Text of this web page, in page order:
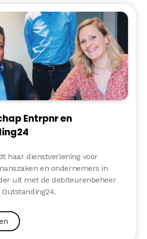
Entrpnr en
haar dienstverlening voor
en ondernemers in
uit met de debiteurenbeheer